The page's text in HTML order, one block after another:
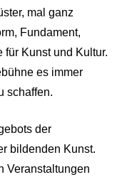
mal ganz
Fundament,
Kunst und Kultur.
es immer
schaffen.
der
bildenden Kunst.
Veranstaltungen